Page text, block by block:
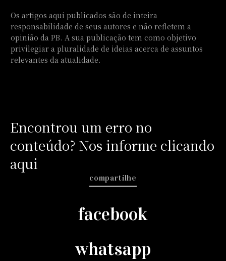
Os artigos aqui publicados são de inteira
responsabilidade de seus autores e não refletem a
opinião da PB. A sua publicação tem como objetivo
privilegiar a pluralidade de ideias acerca de assuntos
relevantes da atualidade.
Encontrou um erro no
conteúdo? Nos informe clicando
aqui
compartilhe
facebook
whatsapp